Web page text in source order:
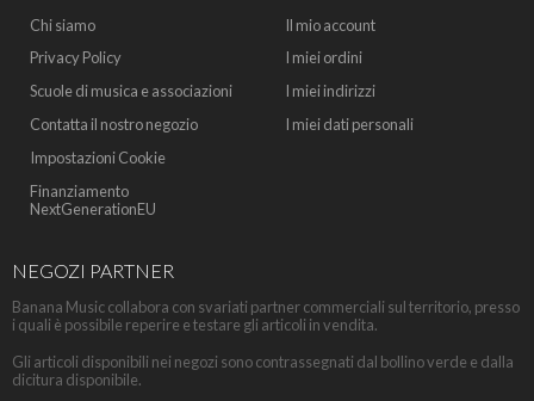
Chi siamo
Privacy Policy
Scuole di musica e associazioni
Contatta il nostro negozio
Impostazioni Cookie
Finanziamento
NextGenerationEU
Il mio account
I miei ordini
I miei indirizzi
I miei dati personali
NEGOZI PARTNER
Banana Music collabora con svariati partner commerciali sul territorio, presso
i quali è possibile reperire e testare gli articoli in vendita.
Gli articoli disponibili nei negozi sono contrassegnati dal bollino verde e dalla
dicitura disponibile.